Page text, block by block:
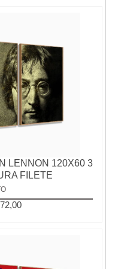
LENNON 120X60 3
FILETE